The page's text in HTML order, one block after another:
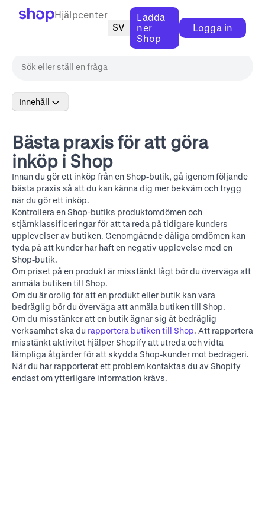
Hjälpcenter
SV
Ladda
ner
Shop
Logga in
Innehåll
Bästa praxis för att göra
inköp i Shop
Innan du gör ett inköp från en Shop-butik, gå igenom följande
bästa praxis så att du kan känna dig mer bekväm och trygg
när du gör ett inköp.
Kontrollera en Shop-butiks produktomdömen och
stjärnklassificeringar för att ta reda på tidigare kunders
upplevelser av butiken. Genomgående dåliga omdömen kan
tyda på att kunder har haft en negativ upplevelse med en
Shop-butik.
Om priset på en produkt är misstänkt lågt bör du överväga att
anmäla butiken till Shop.
Om du är orolig för att en produkt eller butik kan vara
bedräglig bör du överväga att anmäla butiken till Shop.
Om du misstänker att en butik ägnar sig åt bedräglig
verksamhet ska du rapportera butiken till Shop. Att rapportera
misstänkt aktivitet hjälper Shopify att utreda och vidta
lämpliga åtgärder för att skydda Shop-kunder mot bedrägeri.
När du har rapporterat ett problem kontaktas du av Shopify
endast om ytterligare information krävs.